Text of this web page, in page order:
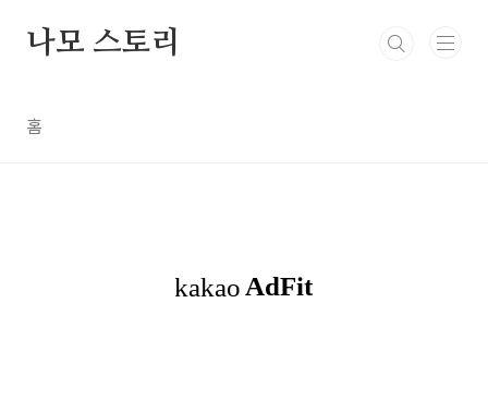
나모 스토리
홈